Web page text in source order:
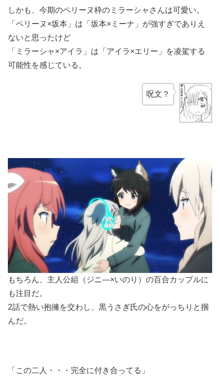
しかも、今期のペリーヌ枠のミラーシャさんは可愛い。
「ペリーヌ×坂本」は「坂本×ミーナ」が強すぎでありえ
ないと思ったけど
「ミラーシャ×アイラ」は「アイラ×エリー」を凌駕する
可能性を感じている。
呪文？
もちろん、主人公組（ジニ―×いのり）の百合カップルに
も注目だ。
2話で熱い抱擁を交わし、黒うさぎ氏の心をがっちりと掴
んだ。
「この二人・・・完全に付き合ってる」